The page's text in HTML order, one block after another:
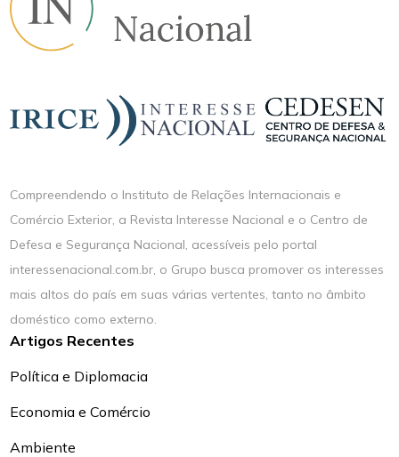
Compreendendo o Instituto de Relações Internacionais e
Comércio Exterior, a Revista Interesse Nacional e o Centro de
Defesa e Segurança Nacional, acessíveis pelo portal
interessenacional.com.br, o Grupo busca promover os interesses
mais altos do país em suas várias vertentes, tanto no âmbito
doméstico como externo.
Artigos Recentes
Política e Diplomacia
Economia e Comércio
Ambiente